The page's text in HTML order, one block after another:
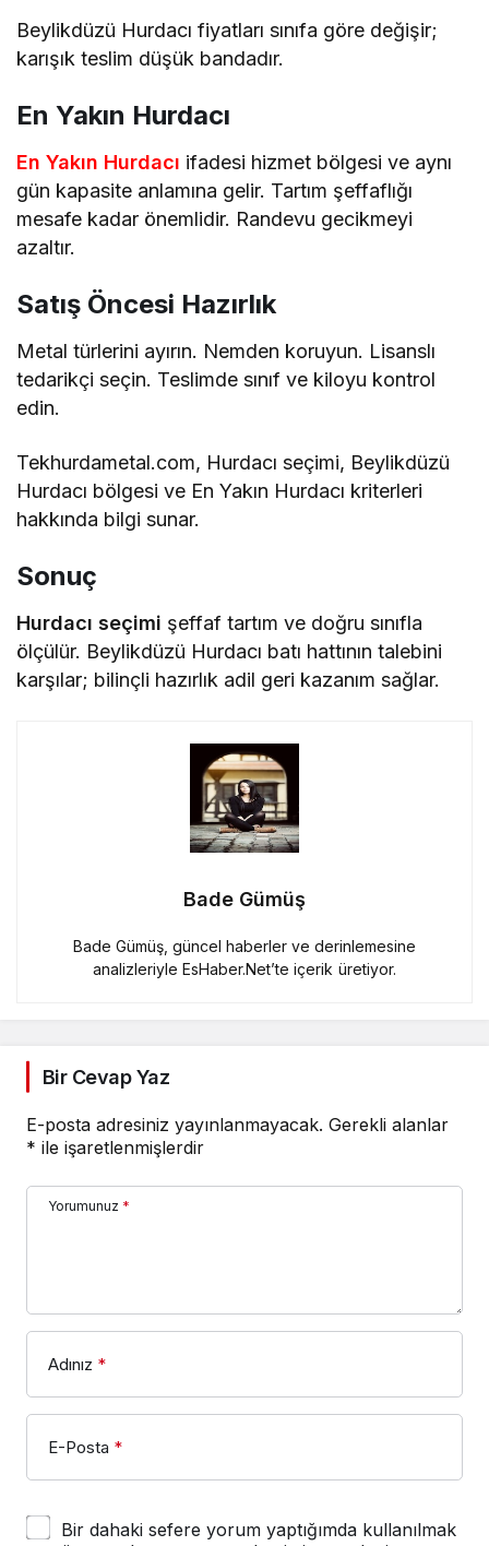
Beylikdüzü Hurdacı fiyatları sınıfa göre değişir;
karışık teslim düşük bandadır.
En Yakın Hurdacı
En Yakın Hurdacı ifadesi hizmet bölgesi ve aynı
gün kapasite anlamına gelir. Tartım şeffaflığı
mesafe kadar önemlidir. Randevu gecikmeyi
azaltır.
Satış Öncesi Hazırlık
Metal türlerini ayırın. Nemden koruyun. Lisanslı
tedarikçi seçin. Teslimde sınıf ve kiloyu kontrol
edin.
Tekhurdametal.com, Hurdacı seçimi, Beylikdüzü
Hurdacı bölgesi ve En Yakın Hurdacı kriterleri
hakkında bilgi sunar.
Sonuç
Hurdacı seçimi şeffaf tartım ve doğru sınıfla
ölçülür. Beylikdüzü Hurdacı batı hattının talebini
karşılar; bilinçli hazırlık adil geri kazanım sağlar.
Bade Gümüş
Bade Gümüş, güncel haberler ve derinlemesine
analizleriyle EsHaber.Net’te içerik üretiyor.
Bir Cevap Yaz
E-posta adresiniz yayınlanmayacak. Gerekli alanlar
* ile işaretlenmişlerdir
Yorumunuz *
Adınız *
E-Posta *
Bir dahaki sefere yorum yaptığımda kullanılmak